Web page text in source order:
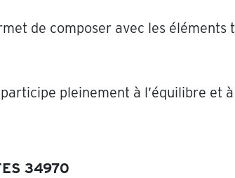
de composer avec les
pleinement à l’équilibre et
34970